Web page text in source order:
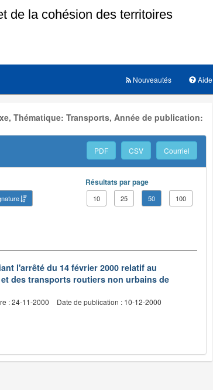
Aide
Nouveautés
Thématique: Transports, Année de publication:
PDF CSV Courriel
Résultats par page
10 25 50 100
l'arrêté du 14 février 2000 relatif au
des transports routiers non urbains de
: 24-11-2000 Date de publication : 10-12-2000